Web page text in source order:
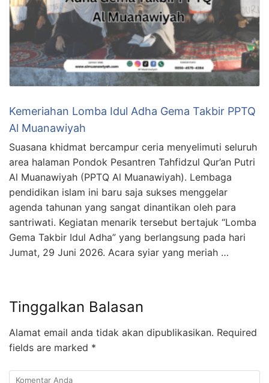
Kemeriahan Lomba Idul Adha Gema Takbir PPTQ
Al Muanawiyah
Suasana khidmat bercampur ceria menyelimuti seluruh
area halaman Pondok Pesantren Tahfidzul Qur’an Putri
Al Muanawiyah (PPTQ Al Muanawiyah). Lembaga
pendidikan islam ini baru saja sukses menggelar
agenda tahunan yang sangat dinantikan oleh para
santriwati. Kegiatan menarik tersebut bertajuk “Lomba
Gema Takbir Idul Adha” yang berlangsung pada hari
Jumat, 29 Juni 2026. Acara syiar yang meriah …
Tinggalkan Balasan
Alamat email anda tidak akan dipublikasikan. Required
fields are marked *